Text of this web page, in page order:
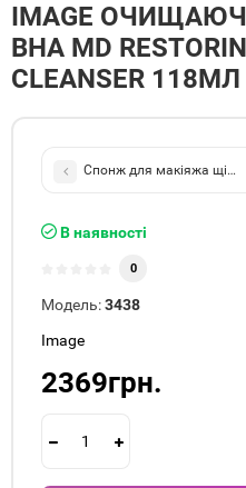
IMAGE
ВНА MD
CLEANSER 118МЛ
Спонж для макіяжа
В наявності
0
Модель:3438
Image
2369грн.